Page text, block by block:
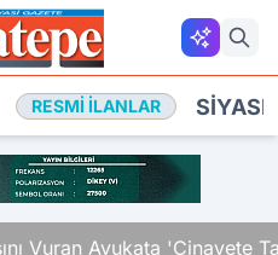
RESMI İLANLAR
Avukata 'Cinayete Tam